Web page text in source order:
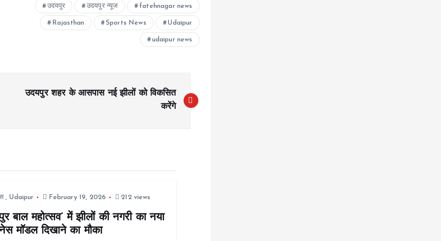
उदयपुर उदयपुर न्यूज fatehnagar news
Rajasthan Sports News Udaipur
udaipur news
उदयपुर शहर के आसपास नई झीलों को विकसित
करेंगे
, Udaipur February 19, 2026 212 views
बाल महोत्सव’ में झीलों की नगरी का नया
मॉडल दिखाने का मौका